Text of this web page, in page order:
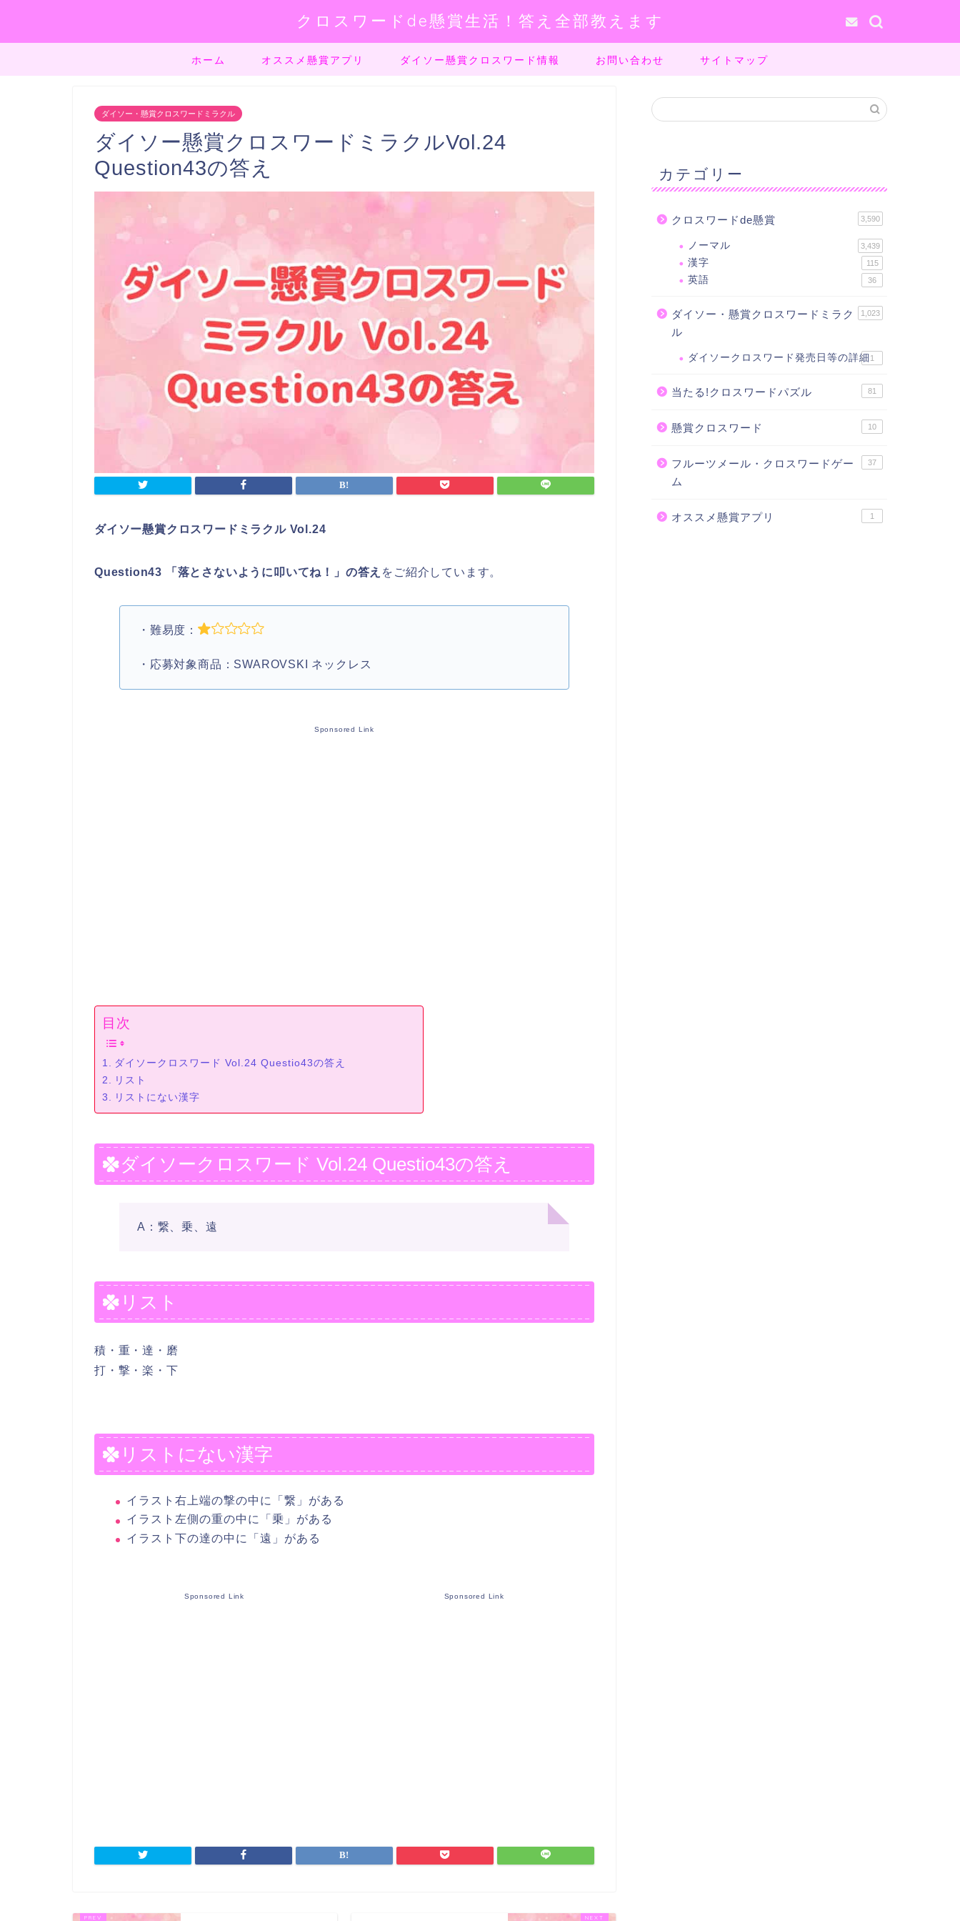
クロスワードde懸賞生活！答え全部教えます
ホーム オススメ懸賞アプリ ダイソー懸賞クロスワード情報 お問い合わせ サイトマップ
ダイソー・懸賞クロスワードミラクル
ダイソー懸賞クロスワードミラクルVol.24
Question43の答え
ダイソー懸賞クロスワードミラクル Vol.24
Question43 「落とさないように叩いてね！」の答え をご紹介しています。
・難易度：
・応募対象商品：SWAROVSKI ネックレス
Sponsored Link
目次
ダイソークロスワード Vol.24 Questio43の答え
リスト
リストにない漢字
ダイソークロスワード Vol.24 Questio43の答え
A：繋、乗、遠
リスト
積・重・達・磨
打・撃・楽・下
リストにない漢字
イラスト右上端の撃の中に「繋」がある
イラスト左側の重の中に「乗」がある
イラスト下の達の中に「遠」がある
Sponsored Link Sponsored Link
カテゴリー
クロスワードde懸賞 3,590
ノーマル 3,439
漢字 115
英語 36
ダイソー・懸賞クロスワードミラク
ル
1,023
ダイソークロスワード発売日等の詳細 1
当たる!クロスワードパズル 81
懸賞クロスワード 10
フルーツメール・クロスワードゲー
ム
37
オススメ懸賞アプリ 1